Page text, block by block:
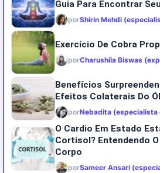
Guia Para Encontrar
porShirin Mehdi
Exercício De Cobra
porCharushila Biswas
Benefícios
Efeitos Colaterais Do
porNebadita (especialista
O Cardio Em Estado
Cortisol? Entendendo
Corpo
porSameer Ansari